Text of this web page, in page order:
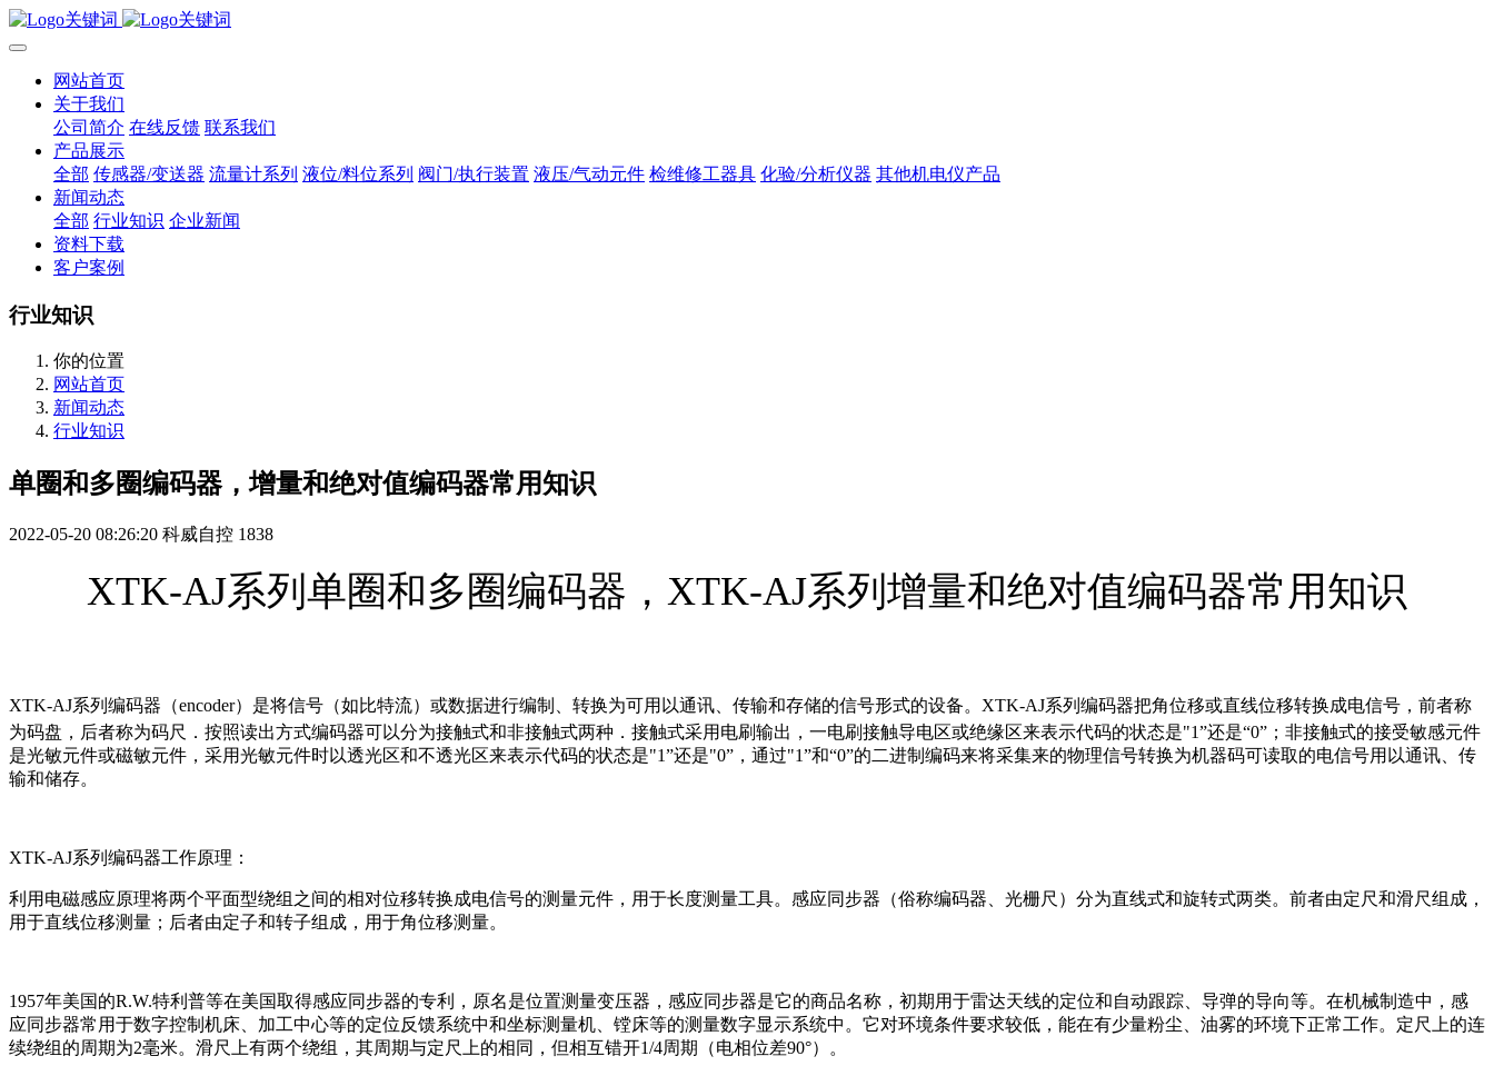
网站首页
关于我们
公司简介 在线反馈 联系我们
产品展示
全部 传感器/变送器 流量计系列 液位/料位系列 阀门/执行装置 液压/气动元件 检维修工器具 化验/分析仪器 其他机电仪产品
新闻动态
全部 行业知识 企业新闻
资料下载
客户案例
行业知识
你的位置
网站首页
新闻动态
行业知识
单圈和多圈编码器，增量和绝对值编码器常用知识
2022-05-20 08:26:20 科威自控 1838
XTK-AJ系列单圈和多圈编码器，XTK-AJ系列增量和绝对值编码器常用知识
XTK-AJ系列 编码器（encoder）是将信号（如比特流）或数据进行编制、转换为可用以通讯、传输和存储的信号形式的设备。 XTK-AJ系列 编码器把角位移或直线位移转换成电信号，前者称
为码盘，后者称为码尺．按照读出方式编码器可以分为接触式和非接触式两种．接触式采用电刷输出，一电刷接触导电区或绝缘区来表示代码的状态是"1”还是“0”；非接触式的接受敏感元件
是光敏元件或磁敏元件，采用光敏元件时以透光区和不透光区来表示代码的状态是"1”还是"0”，通过"1”和“0”的二进制编码来将采集来的物理信号转换为机器码可读取的电信号用以通讯、传
输和储存。
XTK-AJ系列 编码器工作原理：
利用电磁感应原理将两个平面型绕组之间的相对位移转换成电信号的测量元件，用于长度测量工具。感应同步器（俗称编码器、光栅尺）分为直线式和旋转式两类。前者由定尺和滑尺组成，
用于直线位移测量；后者由定子和转子组成，用于角位移测量。
1957年美国的R.W.特利普等在美国取得感应同步器的专利，原名是位置测量变压器，感应同步器是它的商品名称，初期用于雷达天线的定位和自动跟踪、导弹的导向等。在机械制造中，感
应同步器常用于数字控制机床、加工中心等的定位反馈系统中和坐标测量机、镗床等的测量数字显示系统中。它对环境条件要求较低，能在有少量粉尘、油雾的环境下正常工作。定尺上的连
续绕组的周期为2毫米。滑尺上有两个绕组，其周期与定尺上的相同，但相互错开1/4周期（电相位差90°）。